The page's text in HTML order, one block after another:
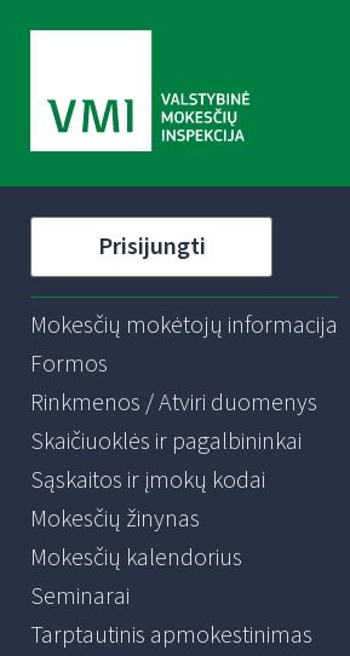
Prisijungti
Mokesčių mokėtojų informacija
Formos
Rinkmenos / Atviri duomenys
Skaičiuoklės ir pagalbininkai
Sąskaitos ir įmokų kodai
Mokesčių žinynas
Mokesčių kalendorius
Seminarai
Tarptautinis apmokestinimas